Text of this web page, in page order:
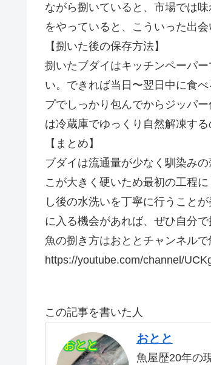
ながら捌いていると、市場では
をやっていると、こういった出
【捌いた後の保存方法】
捌いたブダイはキッチンペーパ
い。できれば当日〜翌日中に食
プでしっかり包んでからジッパ
は冷蔵庫でゆっくり自然解凍する
【まとめ】
ブダイは流通量が少なく馴染み
こが大きく硬いため最初の工程
し後の水洗いを丁寧に行うこと
に入る機会があれば、ぜひ自分
魚の捌き方はおととチャンネルで
https://youtube.com/channel/
この記事を書いた人
おとと
魚屋歴20年の